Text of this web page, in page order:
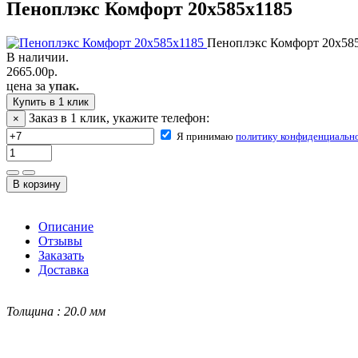
Пеноплэкс Комфорт 20х585х1185
Пеноплэкс Комфорт
В наличии.
2665.00р.
цена за упак.
Купить в 1 клик
×
Заказ в 1 клик, укажите телефон:
Я принимаю политику
Описание
Отзывы
Заказать
Доставка
Толщина : 20.0 мм